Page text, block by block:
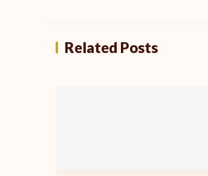
Related Posts